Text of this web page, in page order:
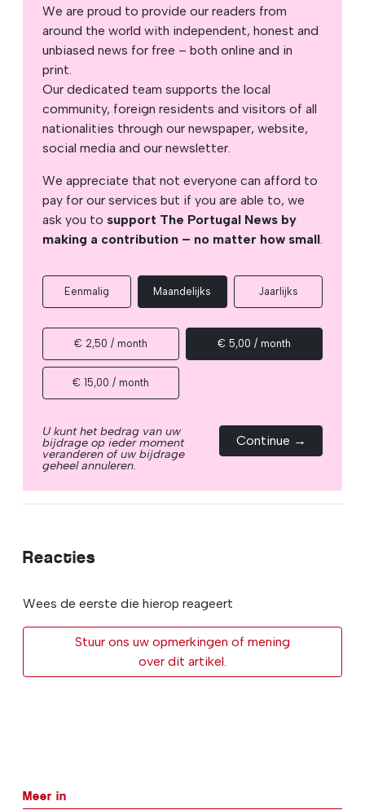
We are proud to provide our readers from
around the world with independent, honest and
unbiased news for free – both online and in
print.
Our dedicated team supports the local
community, foreign residents and visitors of all
nationalities through our newspaper, website,
social media and our newsletter.
We appreciate that not everyone can afford to
pay for our services but if you are able to, we
ask you to support The Portugal News by
making a contribution – no matter how small.
Eenmalig Maandelijks Jaarlijks
€ 2,50 / month € 5,00 / month
€ 15,00 / month
U kunt het bedrag van uw
bijdrage op ieder moment
veranderen of uw bijdrage
geheel annuleren.
Continue →
Reacties
Wees de eerste die hierop reageert
Stuur ons uw opmerkingen of mening
over dit artikel.
Meer in